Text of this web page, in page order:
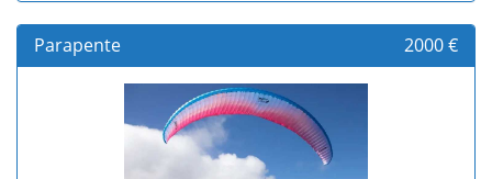
Parapente 2000 €